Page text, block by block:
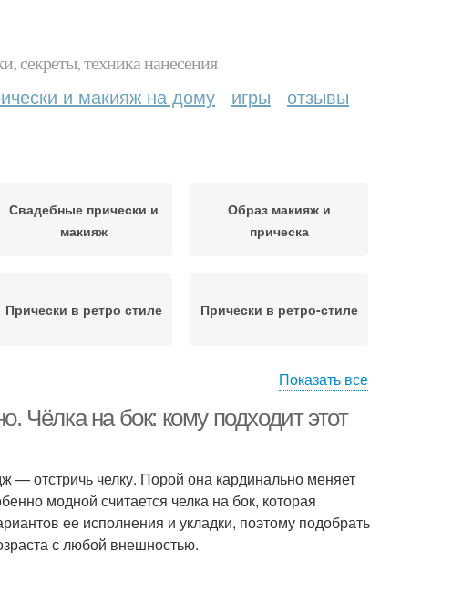
секреты, техника нанесения
и макияж на дому игры отзывы
Свадебные прически и
макияж
Образ макияж и
прическа
Прически в ретро стиле Прически в ретро-стиле
Прическа для
вечеринки
Винтажная прическа
Модный макияж и
прическа
Показать все
Чёлка на бок: кому подходит этот
отстричь челку. Порой она кардинально меняет
модной считается челка на бок, которая
ее исполнения и укладки, поэтому подобрать
с любой внешностью.